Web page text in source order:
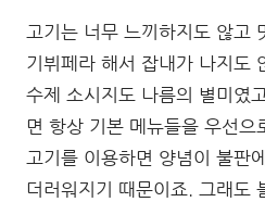
고기는 너무 느끼하지도 않고
기뷔페라 해서 잡내가 나지도
수제 소시지도 나름의 별미였
면 항상 기본 메뉴들을 우선으
고기를 이용하면 양념이 불판
더러워지기 때문이죠. 그래도